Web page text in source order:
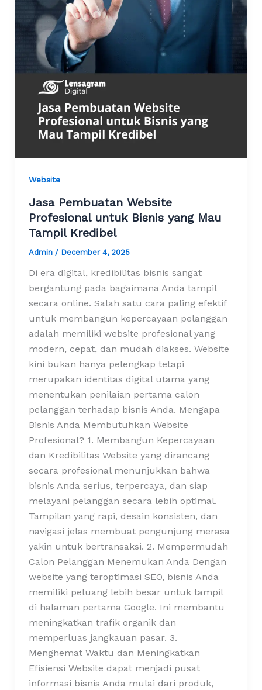
Website
Jasa Pembuatan Website
Profesional untuk Bisnis yang Mau
Tampil Kredibel
Admin / December 4, 2025
Di era digital, kredibilitas bisnis sangat
bergantung pada bagaimana Anda tampil
secara online. Salah satu cara paling efektif
untuk membangun kepercayaan pelanggan
adalah memiliki website profesional yang
modern, cepat, dan mudah diakses. Website
kini bukan hanya pelengkap tetapi
merupakan identitas digital utama yang
menentukan penilaian pertama calon
pelanggan terhadap bisnis Anda. Mengapa
Bisnis Anda Membutuhkan Website
Profesional? 1. Membangun Kepercayaan
dan Kredibilitas Website yang dirancang
secara profesional menunjukkan bahwa
bisnis Anda serius, terpercaya, dan siap
melayani pelanggan secara lebih optimal.
Tampilan yang rapi, desain konsisten, dan
navigasi jelas membuat pengunjung merasa
yakin untuk bertransaksi. 2. Mempermudah
Calon Pelanggan Menemukan Anda Dengan
website yang teroptimasi SEO, bisnis Anda
memiliki peluang lebih besar untuk tampil
di halaman pertama Google. Ini membantu
meningkatkan trafik organik dan
memperluas jangkauan pasar. 3.
Menghemat Waktu dan Meningkatkan
Efisiensi Website dapat menjadi pusat
informasi bisnis Anda mulai dari produk,